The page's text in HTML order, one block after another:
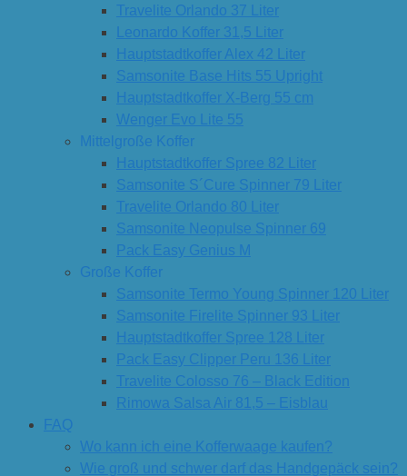
Travelite Orlando 37 Liter
Leonardo Koffer 31,5 Liter
Hauptstadtkoffer Alex 42 Liter
Samsonite Base Hits 55 Upright
Hauptstadtkoffer X-Berg 55 cm
Wenger Evo Lite 55
Mittelgroße Koffer
Hauptstadtkoffer Spree 82 Liter
Samsonite S´Cure Spinner 79 Liter
Travelite Orlando 80 Liter
Samsonite Neopulse Spinner 69
Pack Easy Genius M
Große Koffer
Samsonite Termo Young Spinner 120 Liter
Samsonite Firelite Spinner 93 Liter
Hauptstadtkoffer Spree 128 Liter
Pack Easy Clipper Peru 136 Liter
Travelite Colosso 76 – Black Edition
Rimowa Salsa Air 81,5 – Eisblau
FAQ
Wo kann ich eine Kofferwaage kaufen?
Wie groß und schwer darf das Handgepäck sein?